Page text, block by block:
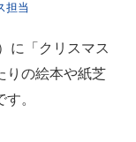
担当
に「クリスマス
りの絵本や紙芝
。